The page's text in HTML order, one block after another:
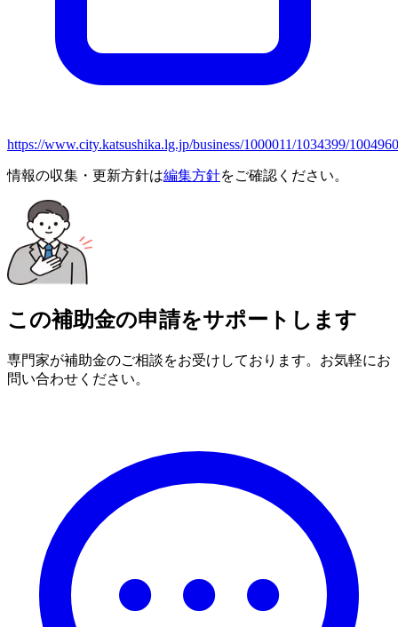
https://www.city.katsushika.lg.jp/business/1000011/1034399/
情報の収集・更新方針は編集方針をご確認ください。
この補助金の申請をサポートします
専門家が補助金のご相談をお受けしております。お気軽にお
問い合わせください。